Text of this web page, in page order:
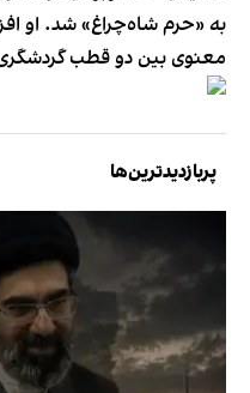
به «حرم شاه‌چراغ» شد. او
معنوی بین دو قطب گردشگری
پربازدیدترین‌ها